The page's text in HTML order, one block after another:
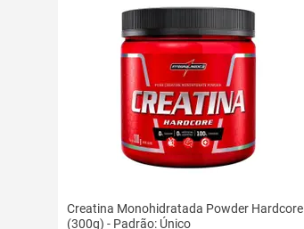
Creatina Monohidratada Powder Hardcore
(300g) - Padrão: Único